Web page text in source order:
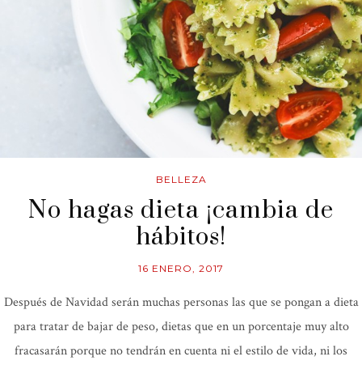
BELLEZA
No hagas dieta ¡cambia de
hábitos!
16 ENERO, 2017
Después de Navidad serán muchas personas las que se pongan a dieta
para tratar de bajar de peso, dietas que en un porcentaje muy alto
fracasarán porque no tendrán en cuenta ni el estilo de vida, ni los